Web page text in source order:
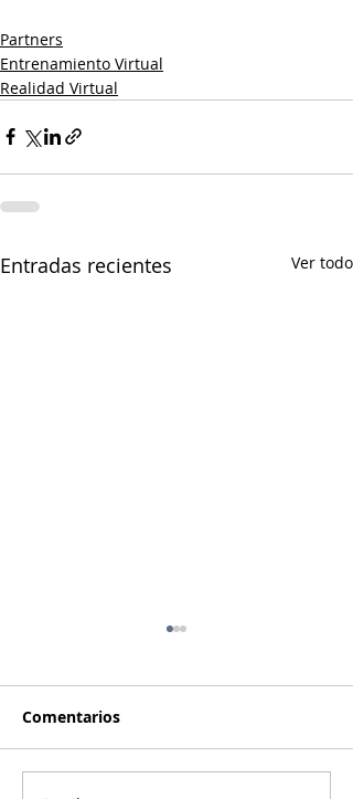
Partners
Entrenamiento Virtual
Realidad Virtual
Entradas recientes Ver todo
Comentarios